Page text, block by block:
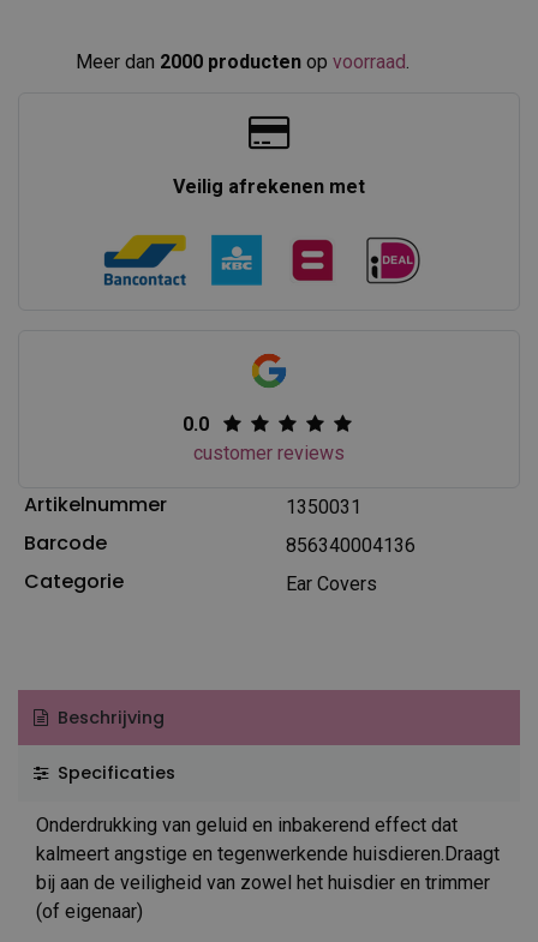
Meer dan 2000 producten op voorraad.​
Veilig afrekenen met
0.0
customer reviews
Artikelnummer 1350031
Barcode 856340004136
Categorie Ear Covers
Beschrijving
Specificaties
Onderdrukking van geluid en inbakerend effect dat
kalmeert angstige en tegenwerkende huisdieren.Draagt
bij aan de veiligheid van zowel het huisdier en trimmer
(of eigenaar)